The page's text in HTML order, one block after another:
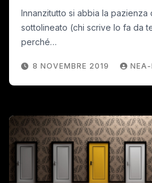
Innanzitutto si abbia la
sottolineato (chi scrive lo fa da
perché…
8 NOVEMBRE 2019 NEA-